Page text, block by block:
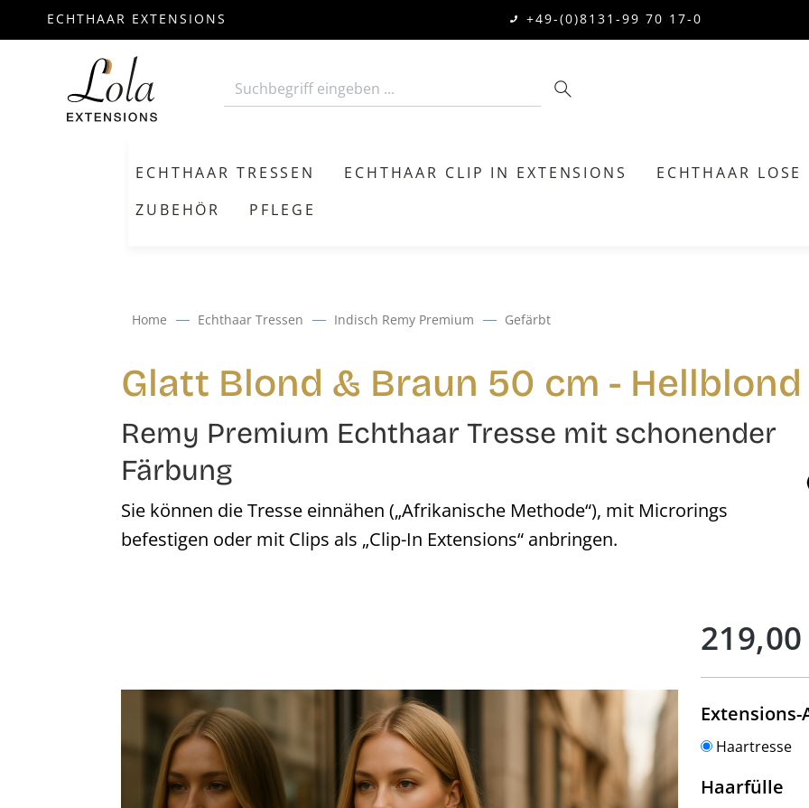
ECHTHAAR EXTENSIONS +49-(0)8131-99 70 17-0
ECHTHAAR TRESSEN ECHTHAAR CLIP IN EXTENSIONS ECHTHAAR LOSE
ZUBEHÖR
PFLEGE
Home Echthaar Tressen Indisch Remy Premium Gefärbt
Glatt Blond & Braun 50 cm - Hellblond
Remy Premium Echthaar Tresse mit schonender
Färbung
Sie können die Tresse einnähen („Afrikanische Methode“), mit Microrings
befestigen oder mit Clips als „Clip-In Extensions“ anbringen.
Extensions-
Haartresse
Haarfülle